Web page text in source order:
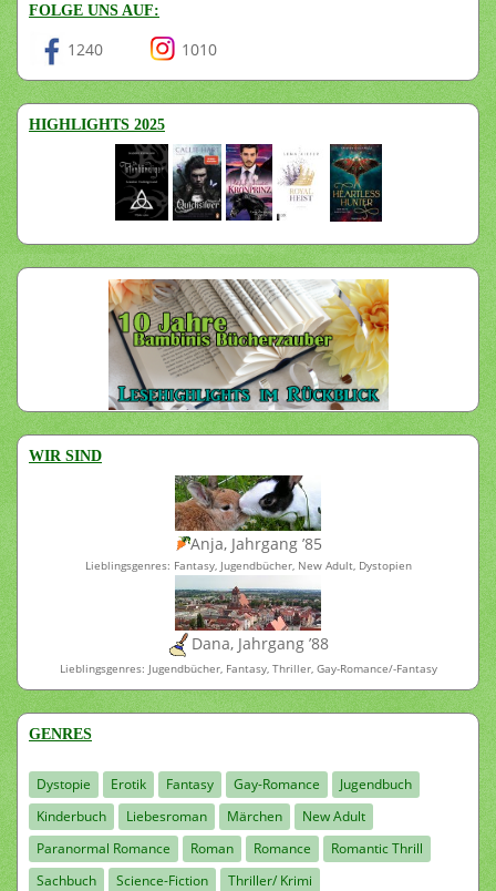
FOLGE UNS AUF:
1240 1010
HIGHLIGHTS 2025
WIR SIND
Anja, Jahrgang ’85
Lieblingsgenres: Fantasy, Jugendbücher, New Adult, Dystopien
Dana, Jahrgang ’88
Lieblingsgenres: Jugendbücher, Fantasy, Thriller, Gay-Romance/-Fantasy
GENRES
Dystopie Erotik Fantasy Gay-Romance
Jugendbuch
Kinderbuch
Liebesroman Märchen
New Adult
Paranormal Romance
Roman Romance
Romantic Thrill
Sachbuch
Science-Fiction Thriller/ Krimi